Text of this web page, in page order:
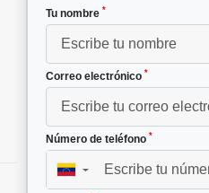
Tu nombre *
Correo electrónico *
Número de teléfono *
▼